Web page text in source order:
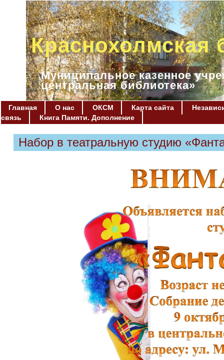
Краснохолмская
Муниципальное казенное
центральная библиотека»
Главная О нас ОКСМ Карта сайта
связь
Книга Памяти. Дополнение
Набор в театральную студию